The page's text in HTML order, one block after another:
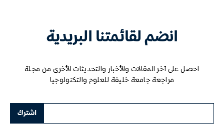
انضم لقائمتنا البريدية
احصل على آخر المقالات والأخبار والتحديثات الأخرى من مجلة
مراجعة جامعة خليفة للعلوم والتكنولوجيا